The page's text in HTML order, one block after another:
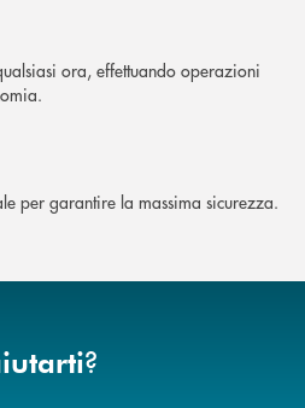
ora, effettuando operazioni
per garantire la massima sicurezza.
?